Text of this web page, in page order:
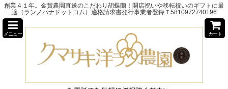
創業４１年。金賞農園直送のこだわり胡蝶蘭！開店祝いや移転祝いのギフトに最
適（ランノハナドットコム）適格請求書発行事業者登録Ｔ5810972740196
メニュー カート